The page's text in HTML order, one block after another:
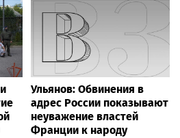
Ульянов: Обвинения в
адрес России показывают
неуважение властей
Франции к народу